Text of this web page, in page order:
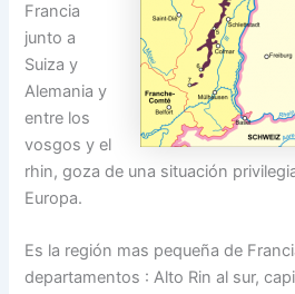
Francia
junto a
Suiza y
Alemania y
entre los
vosgos y el
rhin, goza de una situación
Europa.
Es la región mas pequeña de
departamentos : Alto Rin al sur,